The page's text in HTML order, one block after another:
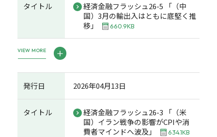
タイトル
経済金融フラッシュ26-5 「（中
国）3月の輸出入はともに底堅く推
移」
660.9KB
VIEW MORE
発行日 2026年04月13日
タイトル
経済金融フラッシュ26-3 「（米
国）イラン戦争の影響がCPIや消
費者マインドへ波及」
634.1KB